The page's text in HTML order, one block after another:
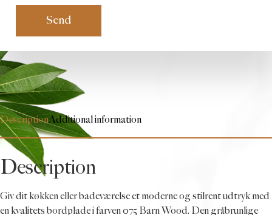
Send
DescriptionAdditional information
Description
Giv dit køkken eller badeværelse et moderne og stilrent udtryk med
en kvalitets bordplade i farven 075 Barn Wood. Den gråbrunlige